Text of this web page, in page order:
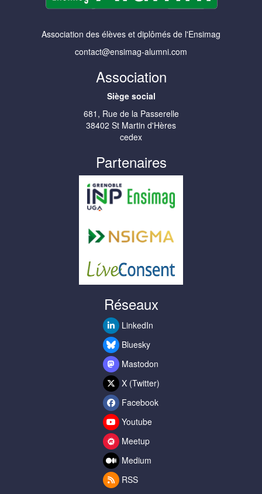
Association des élèves et diplômés de l'Ensimag
contact@ensimag-alumni.com
Association
Siège social
681, Rue de la Passerelle
38402 St Martin d'Hères
cedex
Partenaires
Réseaux
LinkedIn
Bluesky
Mastodon
X (Twitter)
Facebook
Youtube
Meetup
Medium
RSS